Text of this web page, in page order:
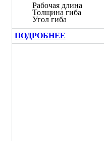
Рабочая длина
Толщина гиба
Угол гиба
ПОДРОБНЕЕ